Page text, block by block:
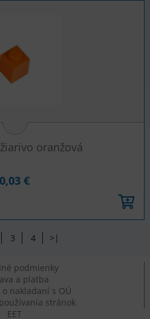
oranžová
0,03 €
3 4 >|
podmienky
a platba
nakladaní s OÚ
stránok
EET